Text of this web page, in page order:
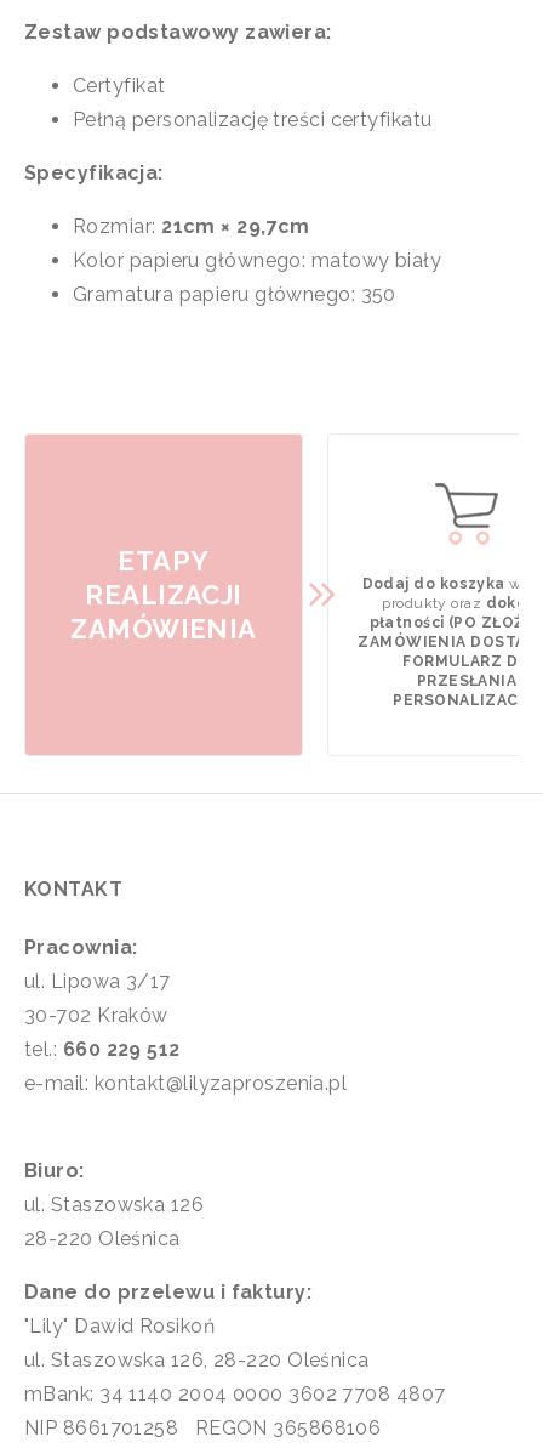
Zestaw podstawowy zawiera:
Certyfikat
Pełną personalizację treści certyfikatu
Specyfikacja:
Rozmiar: 21cm × 29,7cm
Kolor papieru głównego: matowy biały
Gramatura papieru głównego: 350
ETAPY
REALIZACJI
ZAMÓWIENIA
Dodaj do koszyka
produkty oraz
płatności (PO
ZAMÓWIENIA
FORMULARZ DO
PRZESŁANIA
PERSONALIZACJI).
KONTAKT
Pracownia:
ul. Lipowa 3/17
30-702 Kraków
tel.: 660 229 512
e-mail: kontakt@lilyzaproszenia.pl
Biuro:
ul. Staszowska 126
28-220 Oleśnica
Dane do przelewu i faktury:
"Lily" Dawid Rosikoń
ul. Staszowska 126, 28-220 Oleśnica
mBank: 34 1140 2004 0000 3602 7708 4807
NIP 8661701258 REGON 365868106